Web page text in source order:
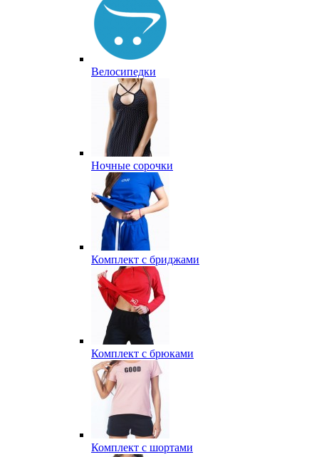
Велосипедки
Ночные сорочки
Комплект с бриджами
Комплект с брюками
Комплект с шортами